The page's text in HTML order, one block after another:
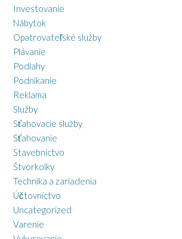
Investovanie
Nábytok
Opatrovateľské služby
Plávanie
Podlahy
Podnikanie
Reklama
Služby
Sťahovacie služby
Sťahovanie
Stavebníctvo
Štvorkolky
Technika a zariadenia
Účtovníctvo
Uncategorized
Varenie